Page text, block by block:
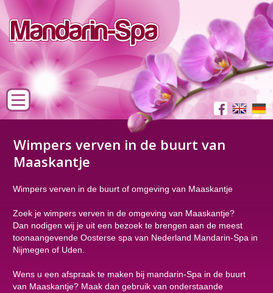
Wimpers verven in de buurt van
Maaskantje
Wimpers verven in de buurt of omgeving van Maaskantje
Zoek je wimpers verven in de omgeving van Maaskantje?
Dan nodigen wij je uit een bezoek te brengen aan de meest
toonaangevende Oosterse spa van Nederland Mandarin-Spa in
Nijmegen of Uden.
Wens u een afspraak te maken bij mandarin-Spa in de buurt
van Maaskantje? Maak dan gebruik van onderstaande